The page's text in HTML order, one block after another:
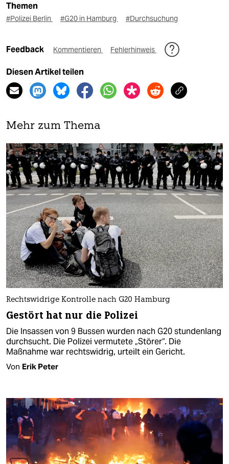
Themen
#Polizei Berlin #G20 in Hamburg #Durchsuchung
Feedback Kommentieren Fehlerhinweis
Diesen Artikel teilen
Mehr zum Thema
Rechtswidrige Kontrolle nach G20 Hamburg
Gestört hat nur die Polizei
Die Insassen von 9 Bussen wurden nach G20 stundenlang
durchsucht. Die Polizei vermutete „Störer“. Die
Maßnahme war rechtswidrig, urteilt ein Gericht.
Von Erik Peter